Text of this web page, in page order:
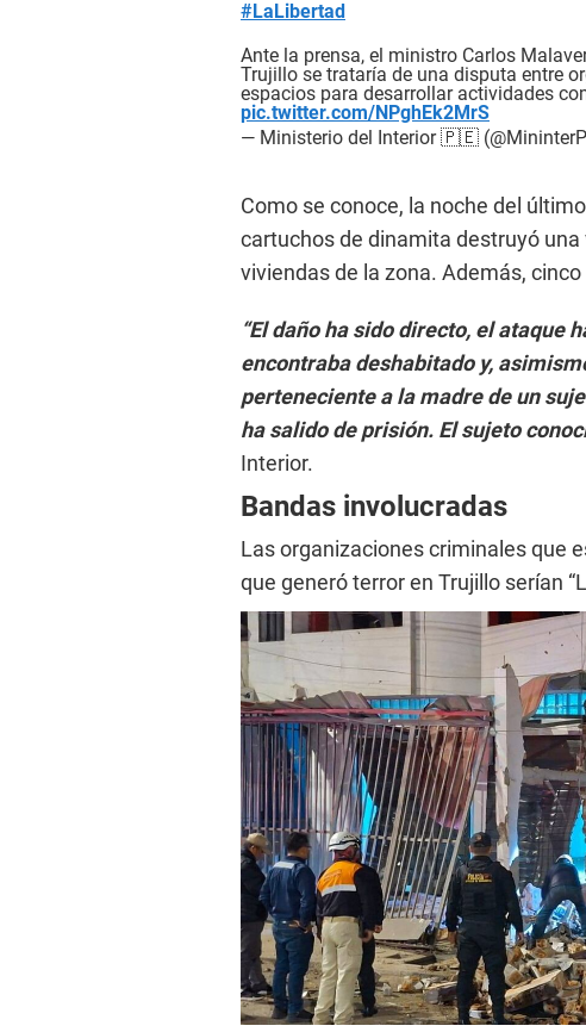
d
V
o
l
u
m
%
#LaLibertad
Ante la prensa, el ministro Carlos
Trujillo se trataría de una disputa entre
espacios para desarrollar actividades
pic.twitter.com/NPghEk2MrS
— Ministerio del Interior 🇵🇪
Como se conoce, la noche del
cartuchos de dinamita destruyó
viviendas de la zona. Además,
“El daño ha sido directo, el ataque
encontraba deshabitado y,
perteneciente a la madre de un
ha salido de prisión. El sujeto
Interior.
Bandas involucradas
Las organizaciones criminales que
que generó terror en Trujillo serían